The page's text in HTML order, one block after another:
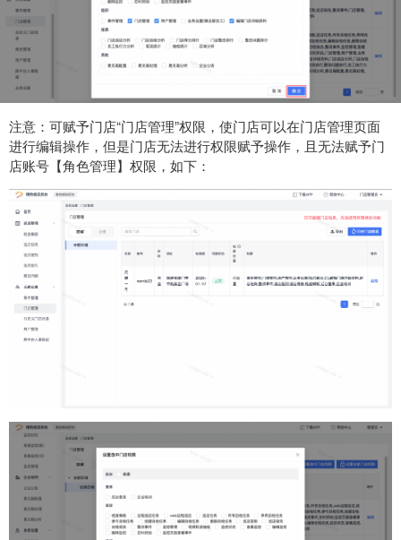
注意：可赋予门店“门店管理”权限，使门店可以在门店管理页面
进行编辑操作，但是门店无法进行权限赋予操作，且无法赋予门
店账号【角色管理】权限，如下 ：